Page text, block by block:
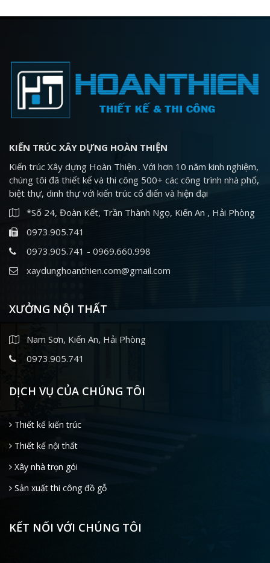
KIẾN TRÚC XÂY DỰNG HOÀN THIỆN
Kiến trúc Xây dựng Hoàn Thiện . Với hơn 10 năm kinh nghiệm,
chúng tôi đã thiết kế và thi công 500+ các công trình nhà phố,
biệt thự, dinh thự với kiến trúc cổ điển và hiện đại
*Số 24, Đoàn Kết, Trần Thành Ngọ, Kiến An , Hải Phòng
0973.905.741
0973.905.741 - 0969.660.998
xaydunghoanthien.com@gmail.com
XƯỞNG NỘI THẤT
Nam Sơn, Kiến An, Hải Phòng
0973.905.741
DỊCH VỤ CỦA CHÚNG TÔI
Thiết kế kiến trúc
Thiết kế nội thất
Xây nhà trọn gói
Sản xuất thi công đồ gỗ
KẾT NỐI VỚI CHÚNG TÔI